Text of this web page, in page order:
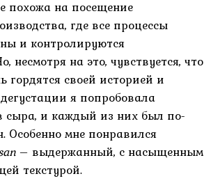
похожа на посещение
где все процессы
и контролируются
несмотря на это, чувствуется, что
гордятся своей историей и
я попробовала
сыра, и каждый из них был по-
Особенно мне понравился
– выдержанный, с насыщенным
текстурой.